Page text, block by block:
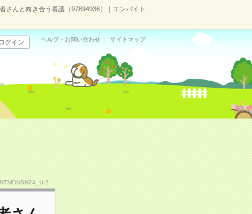
さんと向き合う看護（97894936）｜エンバイト
ログイン ヘルプ・お問い合わせ サイトマップ
2